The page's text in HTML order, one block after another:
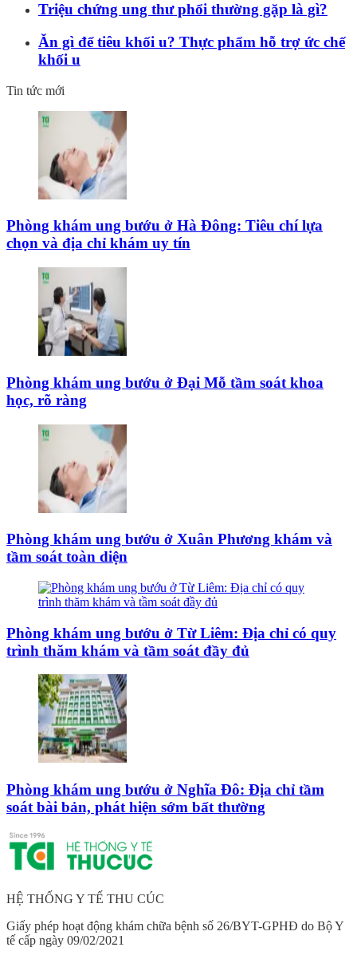
Triệu chứng ung thư phổi thường gặp là gì?
Ăn gì để tiêu khối u? Thực phẩm hỗ trợ ức chế
khối u
Tin tức mới
Phòng khám ung bướu ở Hà Đông: Tiêu chí lựa
chọn và địa chỉ khám uy tín
Phòng khám ung bướu ở Đại Mỗ tầm soát khoa
học, rõ ràng
Phòng khám ung bướu ở Xuân Phương khám và
tầm soát toàn diện
Phòng khám ung bướu ở Từ Liêm: Địa chỉ có quy
trình thăm khám và tầm soát đầy đủ
Phòng khám ung bướu ở Nghĩa Đô: Địa chỉ tầm
soát bài bản, phát hiện sớm bất thường
HỆ THỐNG Y TẾ THU CÚC
Giấy phép hoạt động khám chữa bệnh số 26/BYT-GPHĐ do Bộ Y
tế cấp ngày 09/02/2021